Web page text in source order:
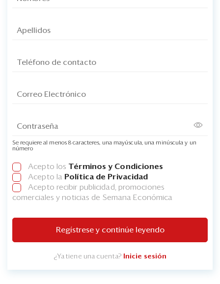
Se requiere al menos 8 caracteres, una mayúscula, una minúscula y un
número
Acepto los Términos y Condiciones
Acepto la Política de Privacidad
Acepto recibir publicidad, promociones
comerciales y noticias de Semana Económica
Regístrese y continúe leyendo
¿Ya tiene una cuenta? Inicie sesión